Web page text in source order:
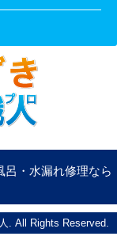
・水漏れ修理なら
. All Rights Reserved.